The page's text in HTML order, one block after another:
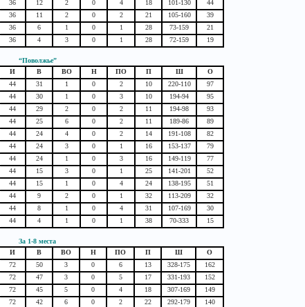
36 12 2 0 4 18 101-130
44
36 11 2 0 2 21 105-160
39
36 6 1 0 1 28 73-159
21
36 4 3 0 1 28 72-159 19
“Поволжье”
И В ВО Н ПО П Ш
О
44 31 1 0 2 10 220-110
97
44 30 1 0 3 10 194-94
95
44 29 2 0 2 11 194-98
93
44 25 6 0 2 11 189-86
89
44 24 4 0 2 14 191-108
82
44 24 3 0 1 16 153-137
79
44 24 1 0 3 16 149-119
77
44 15 3 0 1 25 141-201
52
44 15 1 0 4 24 138-195
51
44 9 2 0 1 32 113-209
32
44 8 1 0 4 31 107-169
30
44 4 1 0 1 38 70-333 15
За 1-8 места
И В ВО Н ПО П Ш
О
72 50 3 0 6 13 328-175
162
72 47 3 0 5 17 331-193
152
72 45 5 0 4 18 307-169
149
72 42 6 0 2 22 292-179
140